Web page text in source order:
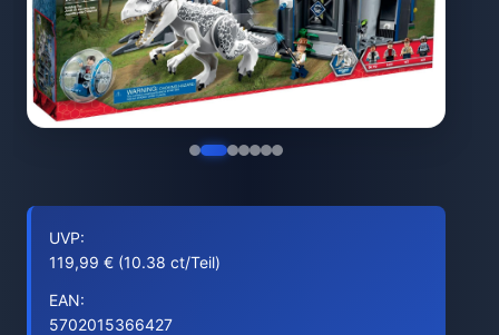
UVP:
119,99 € (10.38 ct/Teil)
EAN:
5702015366427